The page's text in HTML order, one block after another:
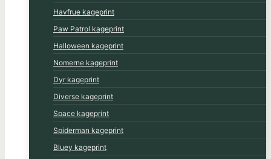
Havfrue kageprint
Paw Patrol kageprint
Halloween kageprint
Nomerne kageprint
Dyr kageprint
Diverse kageprint
Space kageprint
Spiderman kageprint
Bluey kageprint